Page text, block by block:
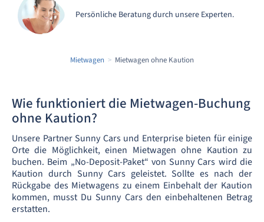
Persönliche Beratung durch unsere Experten.
Mietwagen Mietwagen ohne Kaution
Wie funktioniert die Mietwagen-Buchung
ohne Kaution?
Unsere Partner Sunny Cars und Enterprise bieten für einige
Orte die Möglichkeit, einen Mietwagen ohne Kaution zu
buchen. Beim „No-Deposit-Paket“ von Sunny Cars wird die
Kaution durch Sunny Cars geleistet. Sollte es nach der
Rückgabe des Mietwagens zu einem Einbehalt der Kaution
kommen, musst Du Sunny Cars den einbehaltenen Betrag
erstatten.